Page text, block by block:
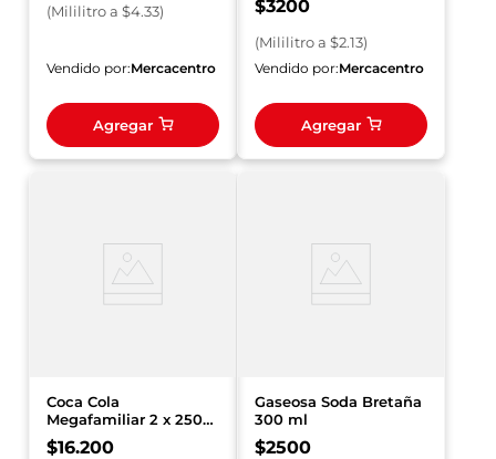
(Mililitroa $4.33)
Vendido por:Mercacentro
Agregar
$3200
(Mililitroa $2.13)
Vendido por:Mercacentro
Agregar
Coca Cola
Megafamiliar 2 x 2500
ml Precio Especial
$16.200
Gaseosa Soda Bretaña
300 ml
$2500